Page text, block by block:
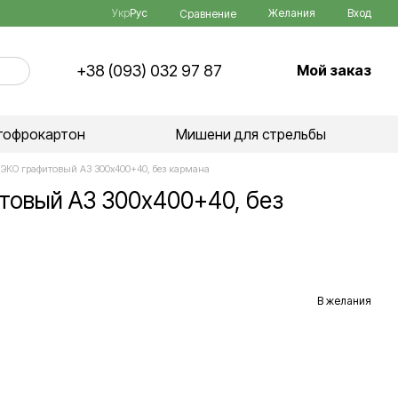
УкрРус Сравнение Желания Вход
+38 (093) 032 97 87 Мой заказ
Мишени для стрельбы
графитовый А3 300х400+40, без кармана
А3 300х400+40, без
В желания